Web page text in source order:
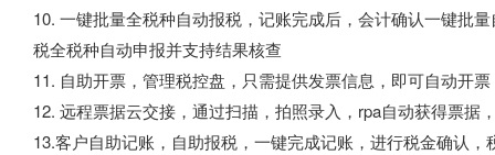
10. 一键批量全税种自动报税，记账完成后，会计确认一键批
税全税种自动申报并支持结果核查
11. 自助开票，管理税控盘，只需提供发票信息，即可自动开
12. 远程票据云交接，通过扫描，拍照录入，rpa自动获得票据
13.客户自助记账，自助报税，一键完成记账，进行税金确认